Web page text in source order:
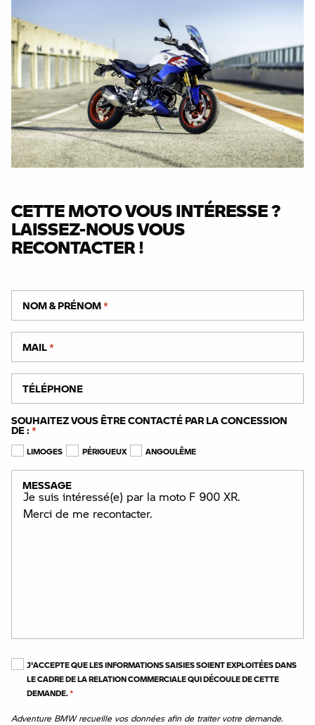
CETTE MOTO VOUS INTÉRESSE ?
LAISSEZ-NOUS VOUS
RECONTACTER !
NOM & PRÉNOM*
MAIL*
TÉLÉPHONE
SOUHAITEZ VOUS ÊTRE CONTACTÉ PAR LA CONCESSION
DE : *
LIMOGES PÉRIGUEUX ANGOULÊME
MESSAGE
J'ACCEPTE QUE LES INFORMATIONS SAISIES SOIENT EXPLOITÉES DANS
LE CADRE DE LA RELATION COMMERCIALE QUI DÉCOULE DE CETTE
DEMANDE.*
Adventure BMW recueille vos données afin de traiter votre demande.